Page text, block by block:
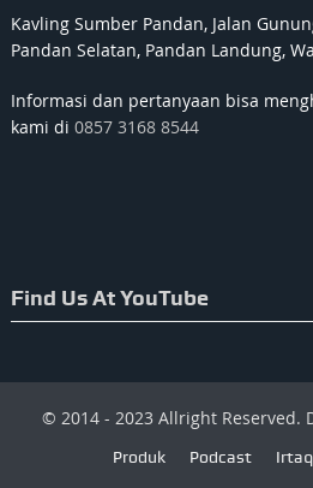
Kavling Sumber Pandan, Jalan
Pandan Selatan, Pandan Landung,
Informasi dan pertanyaan bisa
kami di 0857 3168 8544
Find Us At YouTube
© 2014 - 2023 Allright Reserved.
Produk Podcast